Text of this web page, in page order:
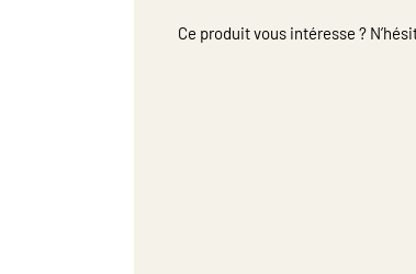
Ce produit vous intéresse ?